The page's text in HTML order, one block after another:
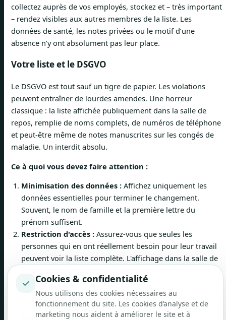
collectez auprès de vos employés, stockez et – très important
– rendez visibles aux autres membres de la liste. Les
données de santé, les notes privées ou le motif d’une
absence n’y ont absolument pas leur place.
Votre liste et le DSGVO
Le DSGVO est tout sauf un tigre de papier. Les violations
peuvent entraîner de lourdes amendes. Une horreur
classique : la liste affichée publiquement dans la salle de
repos, remplie de noms complets, de numéros de téléphone
et peut-être même de notes manuscrites sur les congés de
maladie. Un interdit absolu.
Ce à quoi vous devez faire attention :
Minimisation des données : Affichez uniquement les
données essentielles pour terminer le changement.
Souvent, le nom de famille et la première lettre du
prénom suffisent.
Restriction d'accès : Assurez-vous que seules les
personnes qui en ont réellement besoin pour leur travail
peuvent voir la liste complète. L'affichage dans la salle de
protection des données.
Transparence:Votre équipe doit savoir quelles données
vous utilisez pour la planification et où elles sont
✓ Cookies & confidentialité
Nous utilisons des cookies nécessaires au
fonctionnement du site. Les cookies d’analyse et de
marketing nous aident à améliorer le site et à